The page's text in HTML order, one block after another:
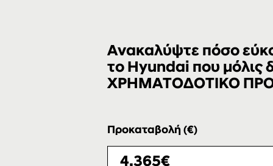
Ανακαλύψτε πόσο
το Hyundai που μόλις
ΧΡΗΜΑΤΟΔΟΤΙΚΟ
Προκαταβολή (€)